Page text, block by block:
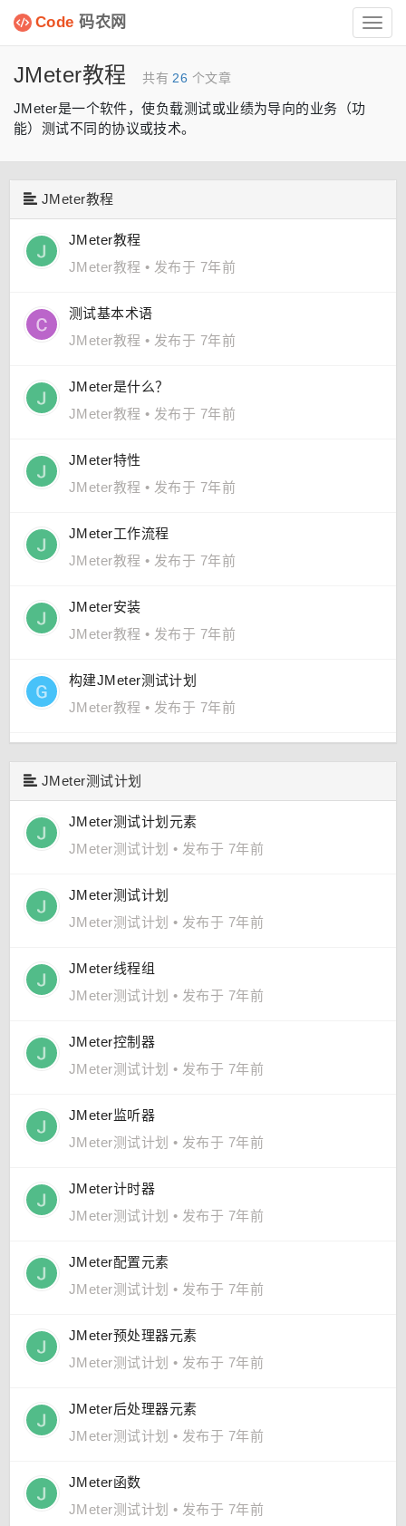
Code 码农网
JMeter教程 共有 26 个文章
JMeter是一个软件，使负载测试或业绩为导向的业务（功
能）测试不同的协议或技术。
JMeter教程
JMeter教程
JMeter教程 • 发布于 7年前
测试基本术语
JMeter教程 • 发布于 7年前
JMeter是什么？
JMeter教程 • 发布于 7年前
JMeter特性
JMeter教程 • 发布于 7年前
JMeter工作流程
JMeter教程 • 发布于 7年前
JMeter安装
JMeter教程 • 发布于 7年前
构建JMeter测试计划
JMeter教程 • 发布于 7年前
JMeter测试计划
JMeter测试计划元素
JMeter测试计划 • 发布于 7年前
JMeter测试计划
JMeter测试计划 • 发布于 7年前
JMeter线程组
JMeter测试计划 • 发布于 7年前
JMeter控制器
JMeter测试计划 • 发布于 7年前
JMeter监听器
JMeter测试计划 • 发布于 7年前
JMeter计时器
JMeter测试计划 • 发布于 7年前
JMeter配置元素
JMeter测试计划 • 发布于 7年前
JMeter预处理器元素
JMeter测试计划 • 发布于 7年前
JMeter后处理器元素
JMeter测试计划 • 发布于 7年前
JMeter函数
JMeter测试计划 • 发布于 7年前